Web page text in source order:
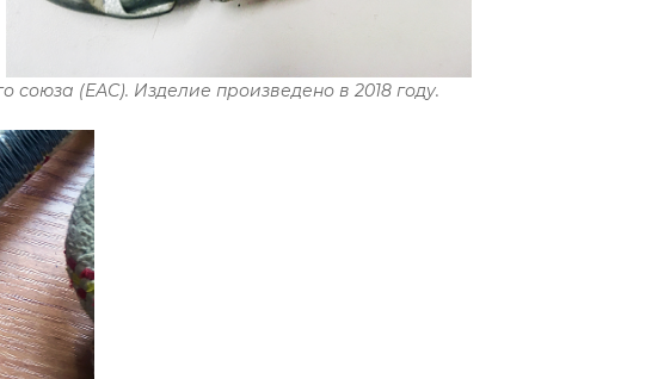
(ЕАС). Изделие произведено в 2018 году.